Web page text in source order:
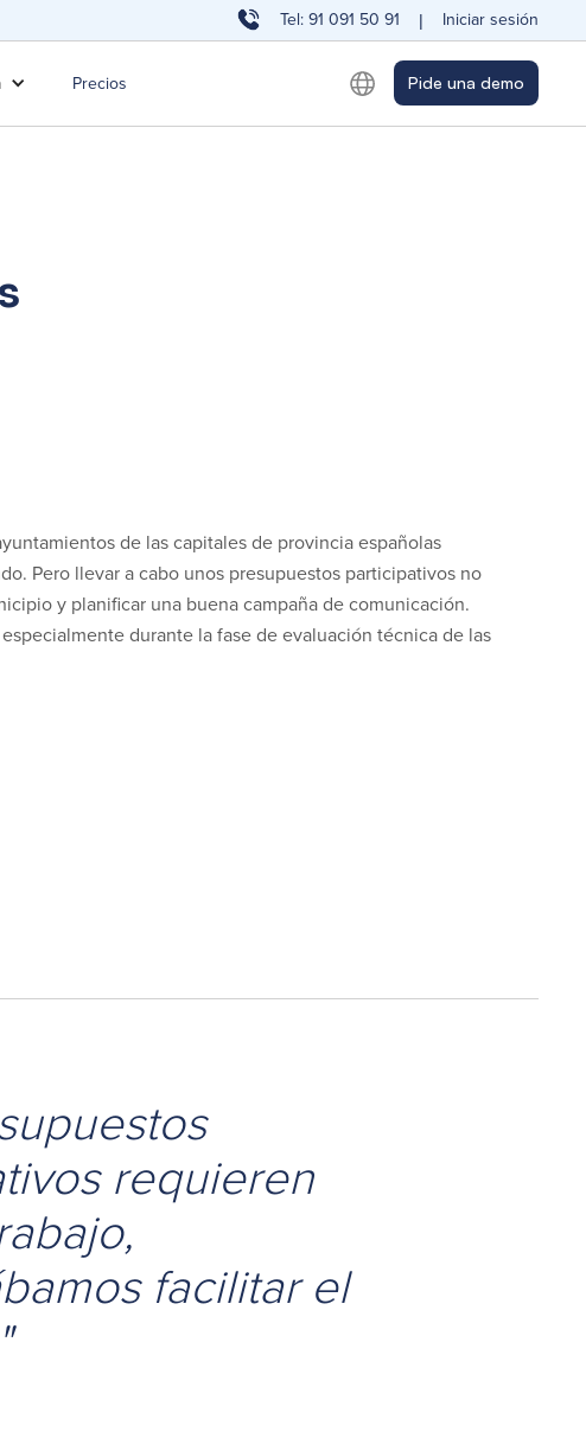
Tel: 91 091 50 91 | Iniciar sesión
Precios Pide una demo
de las capitales de provincia españolas
Pero llevar a cabo unos presupuestos participativos no
y planificar una buena campaña de comunicación.
durante la fase de evaluación técnica de las
requieren
facilitar el